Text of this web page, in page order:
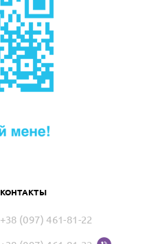
КОНТАКТЫ
+38 (097) 461-81-22